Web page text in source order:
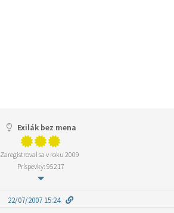
Exilák bez mena
Zaregistroval sa v roku 2009
Príspevky: 95217
22/07/2007 15:24